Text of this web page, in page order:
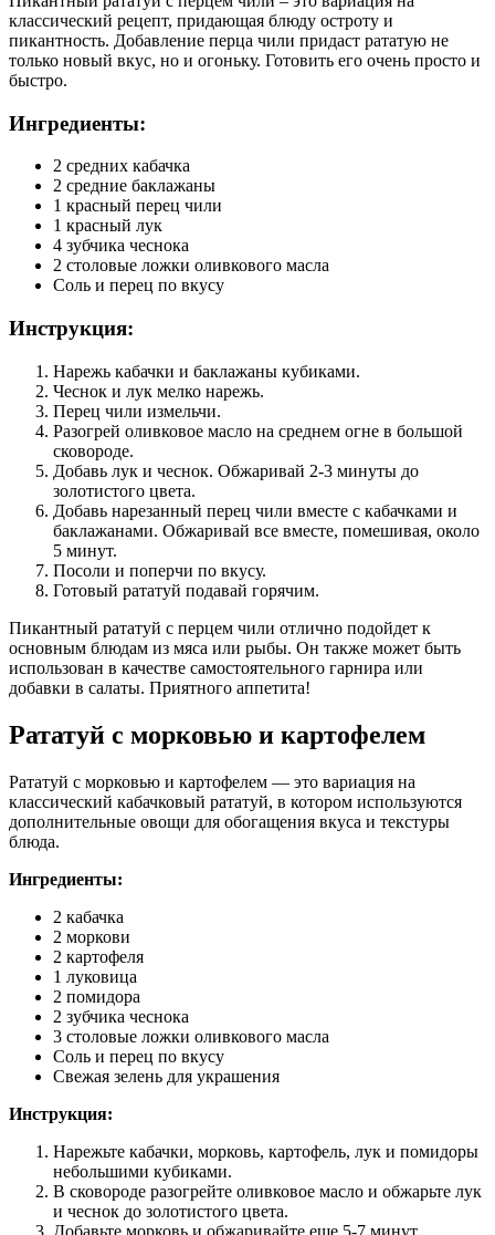
классический рецепт, придающая блюду остроту и
пикантность. Добавление перца чили придаст рататую не
только новый вкус, но и огоньку. Готовить его очень просто и
быстро.
Ингредиенты:
2 средних кабачка
2 средние баклажаны
1 красный перец чили
1 красный лук
4 зубчика чеснока
2 столовые ложки оливкового масла
Соль и перец по вкусу
Инструкция:
Нарежь кабачки и баклажаны кубиками.
Чеснок и лук мелко нарежь.
Перец чили измельчи.
Разогрей оливковое масло на среднем огне в большой
сковороде.
Добавь лук и чеснок. Обжаривай 2-3 минуты до
золотистого цвета.
Добавь нарезанный перец чили вместе с кабачками и
баклажанами. Обжаривай все вместе, помешивая, около
5 минут.
Посоли и поперчи по вкусу.
Готовый рататуй подавай горячим.
Пикантный рататуй с перцем чили отлично подойдет к
основным блюдам из мяса или рыбы. Он также может быть
использован в качестве самостоятельного гарнира или
добавки в салаты. Приятного аппетита!
Рататуй с морковью и картофелем
Рататуй с морковью и картофелем — это вариация на
классический кабачковый рататуй, в котором используются
дополнительные овощи для обогащения вкуса и текстуры
блюда.
Ингредиенты:
2 кабачка
2 моркови
2 картофеля
1 луковица
2 помидора
2 зубчика чеснока
3 столовые ложки оливкового масла
Соль и перец по вкусу
Свежая зелень для украшения
Инструкция:
Нарежьте кабачки, морковь, картофель, лук и помидоры
небольшими кубиками.
В сковороде разогрейте оливковое масло и обжарьте лук
и чеснок до золотистого цвета.
Добавьте морковь и обжаривайте еще 5-7 минут.